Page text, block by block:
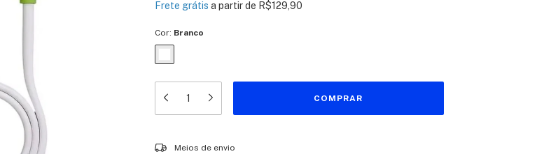
Frete grátis a partir de R$129,90
Cor: Branco
Entregas para o CEP:
Meios de envio